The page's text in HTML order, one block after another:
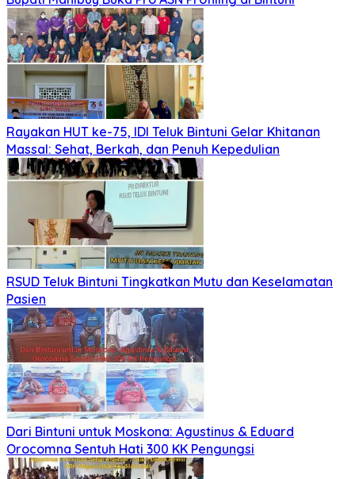
Rayakan HUT ke-75, IDI Teluk Bintuni Gelar Khitanan
Massal: Sehat, Berkah, dan Penuh Kepedulian
RSUD Teluk Bintuni Tingkatkan Mutu dan Keselamatan
Pasien
Dari Bintuni untuk Moskona: Agustinus & Eduard
Orocomna Sentuh Hati 300 KK Pengungsi